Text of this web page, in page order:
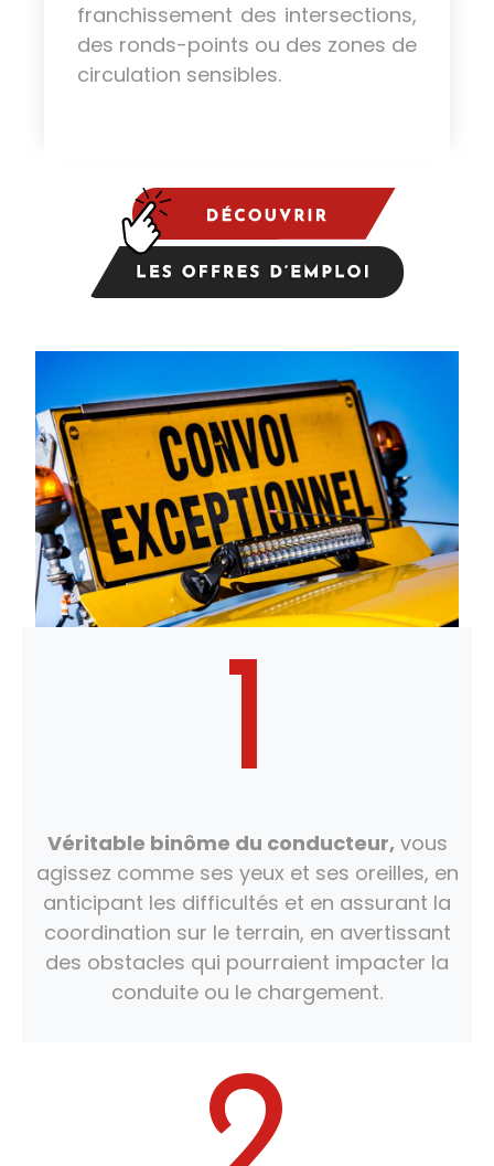
franchissement des intersections,
des ronds-points ou des zones de
circulation sensibles.
1
Véritable binôme du conducteur, vous
agissez comme ses yeux et ses oreilles, en
anticipant les difficultés et en assurant la
coordination sur le terrain, en avertissant
des obstacles qui pourraient impacter la
conduite ou le chargement.